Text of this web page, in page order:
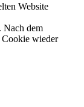
Website
Nach dem
Cookie wieder